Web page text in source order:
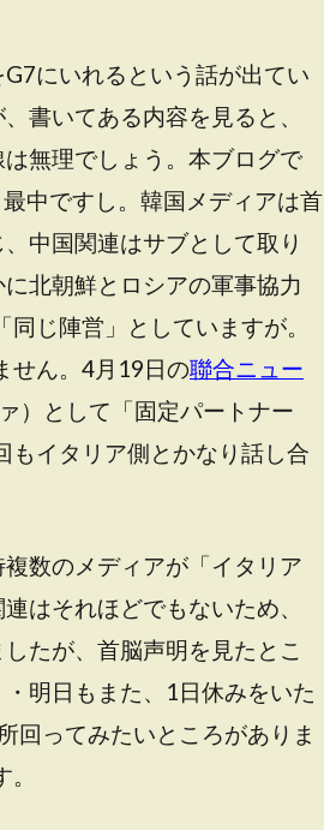
にいれるという話が出てい
書いてある内容を見ると、
無理でしょう。本ブログで
中ですし。韓国メディアは首
中国関連はサブとして取り
北朝鮮とロシアの軍事協力
じ陣営」としていますが。
せん。4月19日の聯合ニュー
）として「固定パートナー
もイタリア側とかなり話し合
数のメディアが「イタリア
はそれほどでもないため、
たが、首脳声明を見たとこ
明日もまた、1日休みをいた
回ってみたいところがありま